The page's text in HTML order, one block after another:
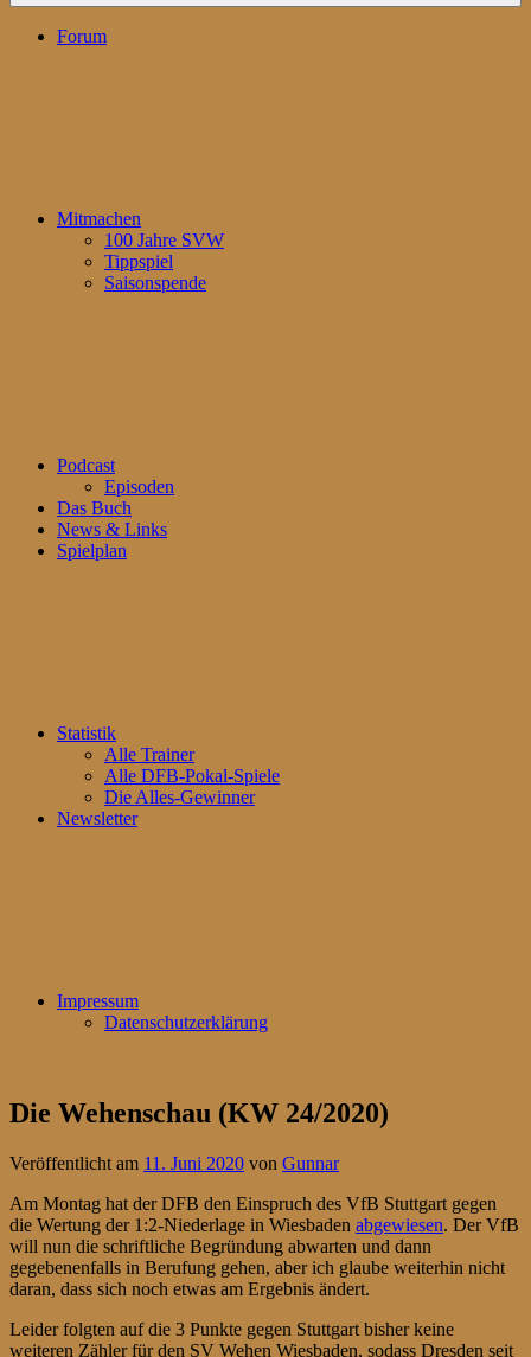
Forum
Mitmachen
100 Jahre SVW
Tippspiel
Saisonspende
Podcast
Episoden
Das Buch
News & Links
Spielplan
Statistik
Alle Trainer
Alle DFB-Pokal-Spiele
Die Alles-Gewinner
Newsletter
Impressum
Datenschutzerklärung
Die Wehenschau (KW 24/2020)
Veröffentlicht am 11. Juni 2020 von Gunnar
Am Montag hat der DFB den Einspruch des VfB Stuttgart gegen
die Wertung der 1:2-Niederlage in Wiesbaden abgewiesen. Der VfB
will nun die schriftliche Begründung abwarten und dann
gegebenenfalls in Berufung gehen, aber ich glaube weiterhin nicht
daran, dass sich noch etwas am Ergebnis ändert.
Leider folgten auf die 3 Punkte gegen Stuttgart bisher keine
weiteren Zähler für den SV Wehen Wiesbaden, sodass Dresden seit